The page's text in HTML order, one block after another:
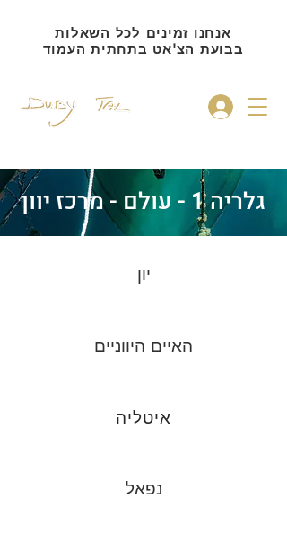
אנחנו זמינים לכל השאלות
בבועת הצ'אט בתחתית העמוד
גלריה 1 - עולם - מרכז יוון
יון
האיים היווניים
איטליה
נפאל